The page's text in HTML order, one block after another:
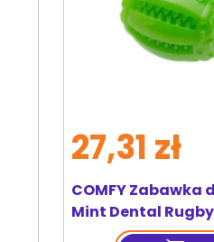
COMFY Zabawka
Mint Dental
8x6,5cm
27,31 zł